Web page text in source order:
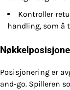
Kontroller
handling, som å
Posisjonering er
and-go. Spilleren